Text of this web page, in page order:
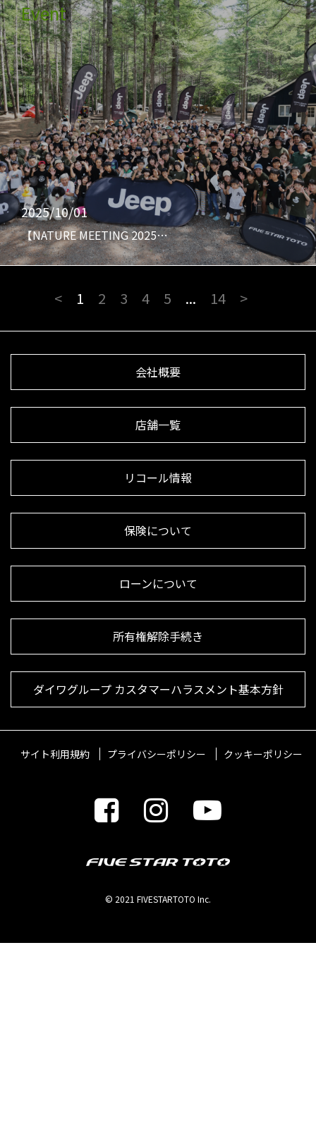
Event
2025/10/01
【NATURE MEETING 2025…
< 1 2 3 4 5 ... 14 >
会社概要
店舗一覧
リコール情報
保険について
ローンについて
所有権解除手続き
ダイワグループ カスタマーハラスメント基本方針
サイト利用規約 プライバシーポリシー クッキーポリシー
© 2021 FIVESTARTOTO Inc.